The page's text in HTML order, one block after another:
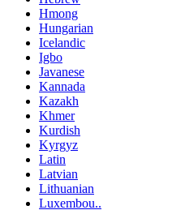
Hmong
Hungarian
Icelandic
Igbo
Javanese
Kannada
Kazakh
Khmer
Kurdish
Kyrgyz
Latin
Latvian
Lithuanian
Luxembou..